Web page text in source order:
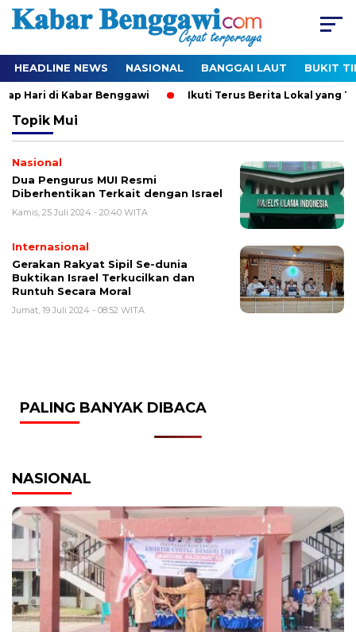
HEADLINE NEWS NASIONAL BANGGAI LAUT BUKIT
Hari di Kabar Benggawi Ikuti Terus Berita Lokal yang
Topik Mui
Nasional
Dua Pengurus MUI Resmi
Diberhentikan Terkait dengan Israel
Kamis, 25 Juli 2024 - 20:40 WITA
Internasional
Gerakan Rakyat Sipil Se-dunia
Buktikan Israel Terkucilkan dan
Runtuh Secara Moral
Jumat, 19 Juli 2024 - 08:52 WITA
PALING BANYAK DIBACA
NASIONAL